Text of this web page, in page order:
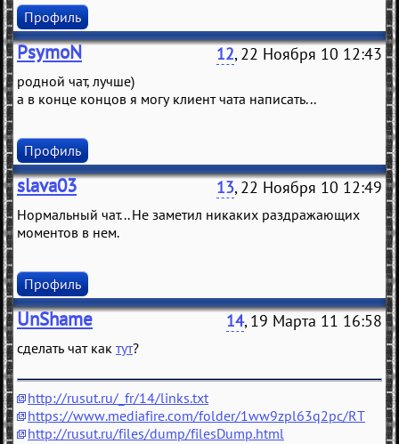
Профиль
PsymoN 12, 22 Ноября 10 12:43
родной чат, лучше)
а в конце концов я могу клиент чата написать...
Профиль
slava03 13, 22 Ноября 10 12:49
Нормальный чат... Не заметил никаких раздражающих
моментов в нем.
Профиль
UnShame 14, 19 Марта 11 16:58
сделать чат как тут?
http://rusut.ru/_fr/14/links.txt
https://www.mediafire.com/folder/1ww9zpl63q2pc/RT
http://rusut.ru/files/dump/filesDump.html